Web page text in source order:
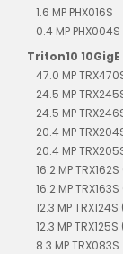
1.6 MP PHX016S
0.4 MP PHX004S
Triton10 10GigE
47.0 MP
24.5 MP
24.5 MP
20.4 MP
20.4 MP
16.2 MP
16.2 MP
12.3 MP
12.3 MP
8.3 MP TRX083S